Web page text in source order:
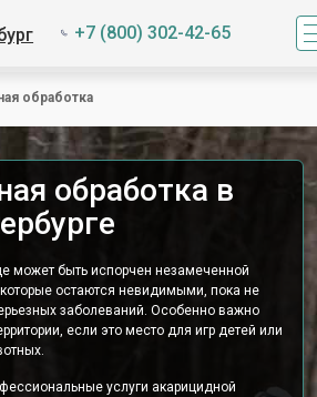
+7 (800) 302-42-65
обработка
обработка в
может быть испорчен незамеченной
остаются невидимыми, пока не
заболеваний. Особенно важно
если это место для игр детей или
услуги акарицидной